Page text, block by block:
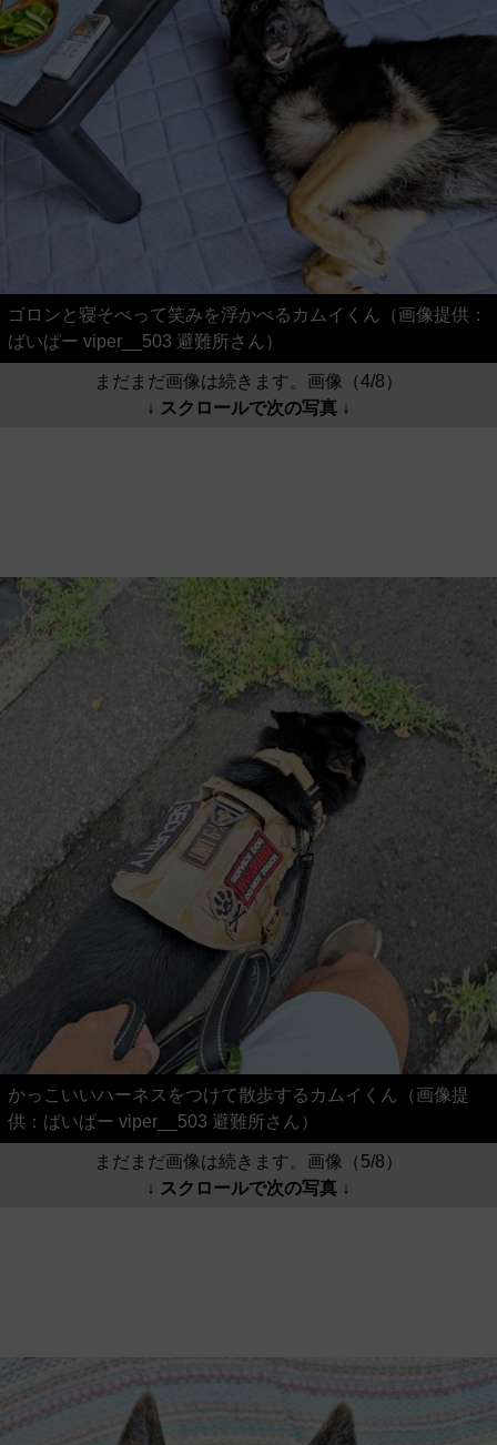
ゴロンと寝そべって笑みを浮かべるカムイくん（画像提供：
ばいぱー viper__503 避難所さん）
まだまだ画像は続きます。画像（4/8）
↓ スクロールで次の写真 ↓
かっこいいハーネスをつけて散歩するカムイくん（画像提
供：ばいぱー viper__503 避難所さん）
まだまだ画像は続きます。画像（5/8）
↓ スクロールで次の写真 ↓